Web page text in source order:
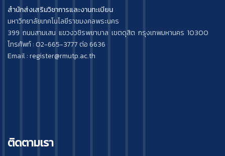
สำนักส่งเสริมวิชาการและงานทะเบียน
มหาวิทยาลัยเทคโนโลยีราชมงคลพระนคร
399 ถนนสามเสน แขวงวชิรพยาบาล เขตดุสิต กรุงเทพมหานคร 10300
โทรศัพท์ : 02-665-3777 ต่อ 6636
Email : register@rmutp.ac.th
ติดตามเรา